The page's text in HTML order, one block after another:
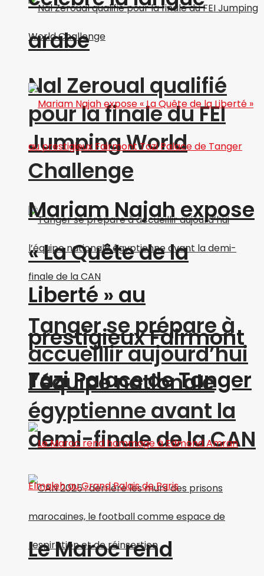
Nal Zeroual qualifié
pour la finale du FEI
Jumping World
Challenge
Tanger se prépare à
accueillir aujourd’hui
l’équipe nationale
égyptienne avant la
demi-finale de la CAN
arabe
Mariam Najah expose
« La Quête de la
Liberté » au
prestigieux Fairmont
Tazi Palace de Tanger
Le Maroc rend